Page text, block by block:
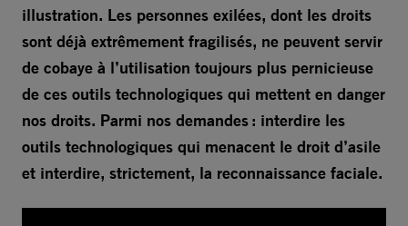
illustration. Les personnes exilées, dont les droits
sont déjà extrêmement fragilisés, ne peuvent servir
de cobaye à l’utilisation toujours plus pernicieuse
de ces outils technologiques qui mettent en danger
nos droits. Parmi nos demandes : interdire les
outils technologiques qui menacent le droit d’asile
et interdire, strictement, la reconnaissance faciale.